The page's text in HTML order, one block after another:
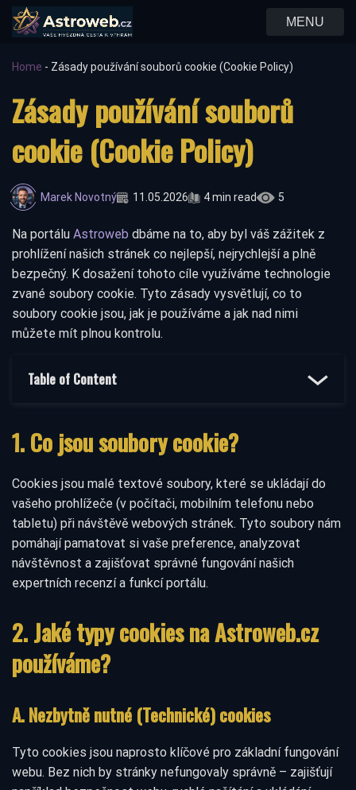
MENU
Home - Zásady používání souborů cookie (Cookie Policy)
Zásady používání souborů
cookie (Cookie Policy)
Marek Novotný 11.05.2026 4 min read 5
Na portálu Astroweb dbáme na to, aby byl váš zážitek z
prohlížení našich stránek co nejlepší, nejrychlejší a plně
bezpečný. K dosažení tohoto cíle využíváme technologie
zvané soubory cookie. Tyto zásady vysvětlují, co to
soubory cookie jsou, jak je používáme a jak nad nimi
můžete mít plnou kontrolu.
Table of Content
1. Co jsou soubory cookie?
Cookies jsou malé textové soubory, které se ukládají do
vašeho prohlížeče (v počítači, mobilním telefonu nebo
tabletu) při návštěvě webových stránek. Tyto soubory nám
pomáhají pamatovat si vaše preference, analyzovat
návštěvnost a zajišťovat správné fungování našich
expertních recenzí a funkcí portálu.
2. Jaké typy cookies na Astroweb.cz
používáme?
A. Nezbytně nutné (Technické) cookies
Tyto cookies jsou naprosto klíčové pro základní fungování
webu. Bez nich by stránky nefungovaly správně – zajišťují